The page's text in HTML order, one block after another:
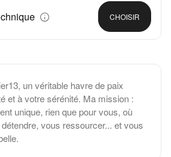
CHOISIR
un véritable havre de paix
et à votre sérénité. Ma mission :
unique, rien que pour vous, où
vous ressourcer... et vous